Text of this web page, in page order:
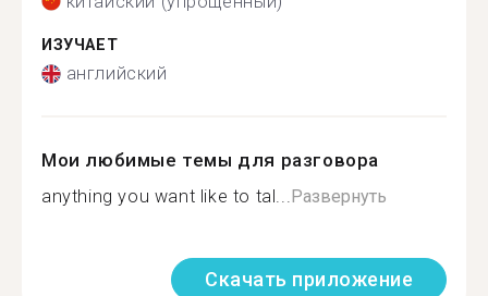
ИЗУЧАЕТ
английский
Мои любимые темы для разговора
anything you want like to tal...Развернуть
Скачать приложение